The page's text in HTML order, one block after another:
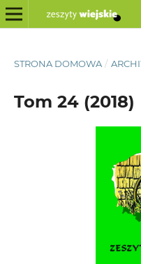
STRONA DOMOWA /
Tom 24 (2018)